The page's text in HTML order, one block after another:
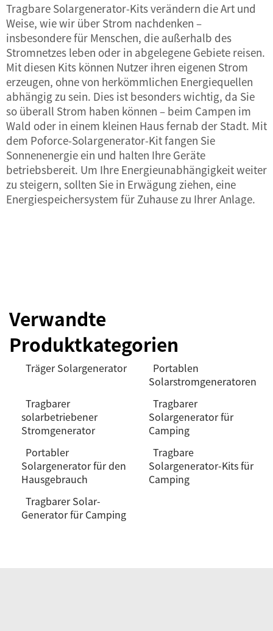
Tragbare Solargenerator-Kits verändern die Art und
Weise, wie wir über Strom nachdenken –
insbesondere für Menschen, die außerhalb des
Stromnetzes leben oder in abgelegene Gebiete reisen.
Mit diesen Kits können Nutzer ihren eigenen Strom
erzeugen, ohne von herkömmlichen Energiequellen
abhängig zu sein. Dies ist besonders wichtig, da Sie
so überall Strom haben können – beim Campen im
Wald oder in einem kleinen Haus fernab der Stadt. Mit
dem Poforce-Solargenerator-Kit fangen Sie
Sonnenenergie ein und halten Ihre Geräte
betriebsbereit. Um Ihre Energieunabhängigkeit weiter
zu steigern, sollten Sie in Erwägung ziehen, eine
Energiespeichersystem für Zuhausezu Ihrer Anlage.
Verwandte
Produktkategorien
Träger Solargenerator
Portablen
Solarstromgeneratoren
Tragbarer
solarbetriebener
Stromgenerator
Tragbarer
Solargenerator für
Camping
Portabler
Solargenerator für den
Hausgebrauch
Tragbare
Solargenerator-Kits für
Camping
Tragbarer Solar-
Generator für Camping